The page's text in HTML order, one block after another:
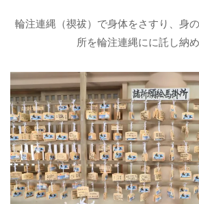
輪注連縄（禊祓）で身体をさすり、身
所を輪注連縄にに託し納め